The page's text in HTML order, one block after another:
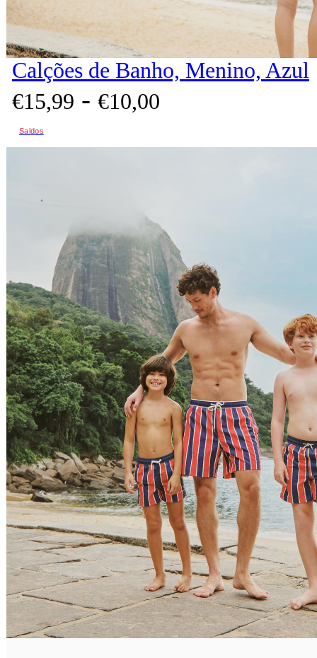
Calções de Banho, Menino, Azul
€15,99 - €10,00
Saldos